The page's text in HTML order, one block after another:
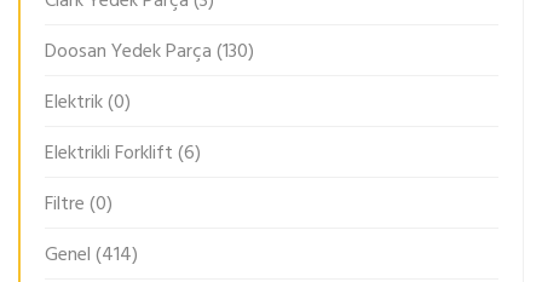
Doosan Yedek Parça(130)
Elektrik(0)
Elektrikli Forklift(6)
Filtre(0)
Genel(414)